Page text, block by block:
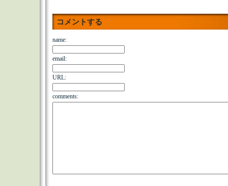
コメントする
name:
email:
URL:
comments: